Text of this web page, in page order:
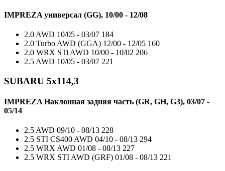
IMPREZA универсал (GG), 10/00 - 12/08
2.0 AWD 10/05 - 03/07 184
2.0 Turbo AWD (GGA) 12/00 - 12/05 160
2.0 WRX STi AWD 10/00 - 10/02 206
2.5 AWD 10/05 - 03/07 221
SUBARU 5x114,3
IMPREZA Наклонная задняя часть (GR, GH, G3), 03/07 -
05/14
2.5 AWD 09/10 - 08/13 228
2.5 STI CS400 AWD 04/10 - 08/13 294
2.5 WRX AWD 01/08 - 08/13 227
2.5 WRX STI AWD (GRF) 01/08 - 08/13 221